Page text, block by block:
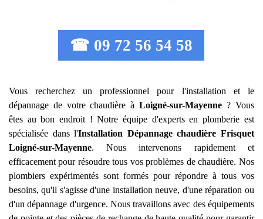
☎ 09 72 56 54 58
Vous recherchez un professionnel pour l'installation et le
dépannage de votre chaudière àLoigné-sur-Mayenne ? Vous
êtes au bon endroit ! Notre équipe d'experts en plomberie est
spécialisée dans l'Installation Dépannage chaudière Frisquet
Loigné-sur-Mayenne. Nous intervenons rapidement et
efficacement pour résoudre tous vos problèmes de chaudière. Nos
plombiers expérimentés sont formés pour répondre à tous vos
besoins, qu'il s'agisse d'une installation neuve, d'une réparation ou
d'un dépannage d'urgence. Nous travaillons avec des équipements